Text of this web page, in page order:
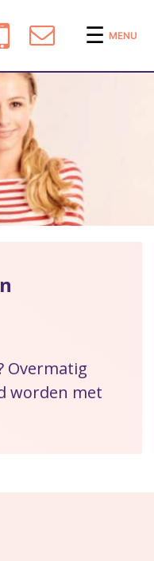
☰ MENU
Overmatig
worden met